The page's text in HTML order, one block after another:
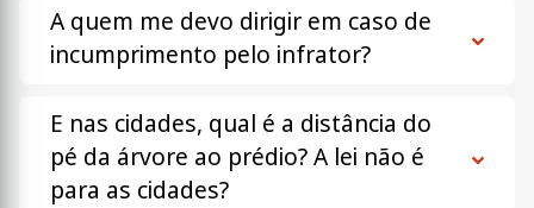
A quem me devo dirigir em caso de
incumprimento pelo infrator?
E nas cidades, qual é a distância do
pé da árvore ao prédio? A lei não é
para as cidades?